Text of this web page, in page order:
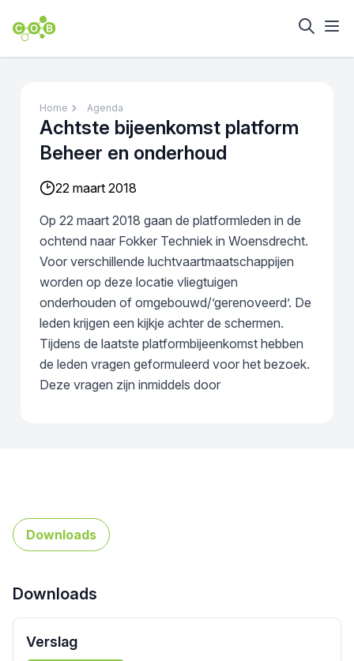
Home Agenda
Achtste bijeenkomst platform
Beheer en onderhoud
22 maart 2018
Op 22 maart 2018 gaan de platformleden in de
ochtend naar Fokker Techniek in Woensdrecht.
Voor verschillende luchtvaartmaatschappijen
worden op deze locatie vliegtuigen
onderhouden of omgebouwd/’gerenoveerd’. De
leden krijgen een kijkje achter de schermen.
Tijdens de laatste platformbijeenkomst hebben
de leden vragen geformuleerd voor het bezoek.
Deze vragen zijn inmiddels door
Downloads
Downloads
Verslag